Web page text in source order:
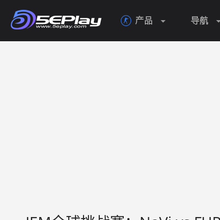
 产品 导航